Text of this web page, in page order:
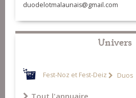
duodelotmalaunais@gmail.com
Univers
Fest-Noz et Fest-Deiz Duos